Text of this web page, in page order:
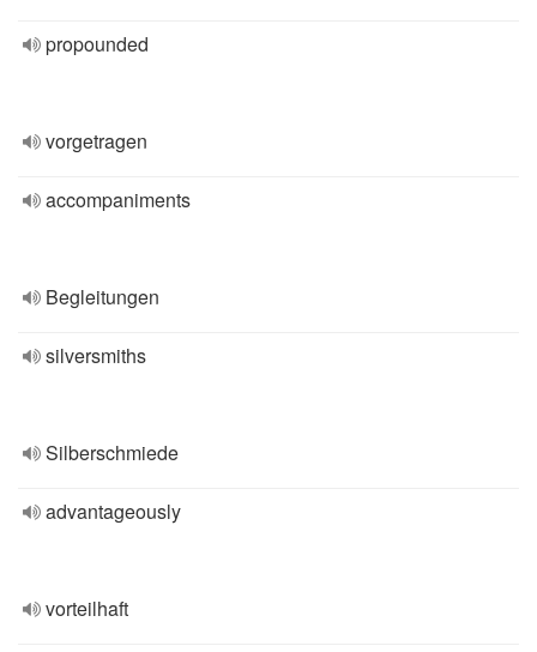
propounded
vorgetragen
accompaniments
Begleitungen
silversmiths
Silberschmiede
advantageously
vorteilhaft